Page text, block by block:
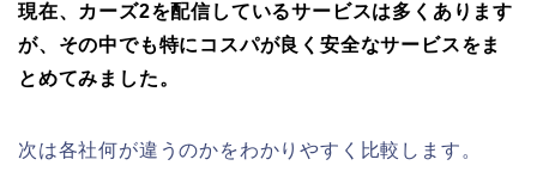
現在、カーズ2を配信しているサービスは多くあります
が、その中でも特にコスパが良く安全なサービスをま
とめてみました。
次は各社何が違うのかをわかりやすく比較します。